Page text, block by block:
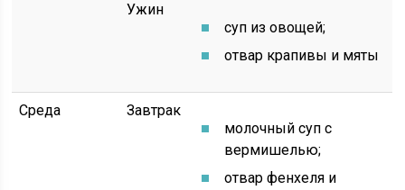
Ужин
суп из овощей;
отвар крапивы и мяты
Среда
Завтрак
молочный суп с
вермишелью;
отвар фенхеля и